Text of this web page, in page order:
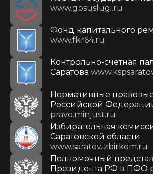
www.gosuslugi.ru
Фонд капитального
www.fkr64.ru
Контрольно-счетная
Саратова
Нормативные
Российской
pravo.minjust.ru
Избирательная
Саратовской области
www.saratov.izbirkom.ru
Полномочный
Президента РФ в ПФО